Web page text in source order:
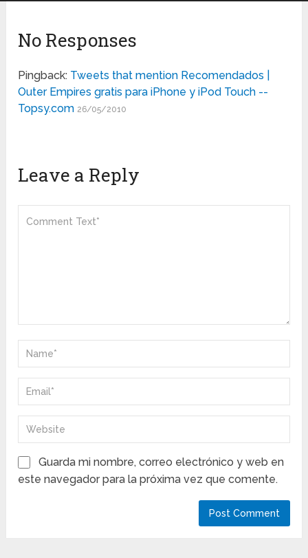
No Responses
Pingback: Tweets that mention Recomendados |
Outer Empires gratis para iPhone y iPod Touch --
Topsy.com 26/05/2010
Leave a Reply
Guarda mi nombre, correo electrónico y web en
este navegador para la próxima vez que comente.